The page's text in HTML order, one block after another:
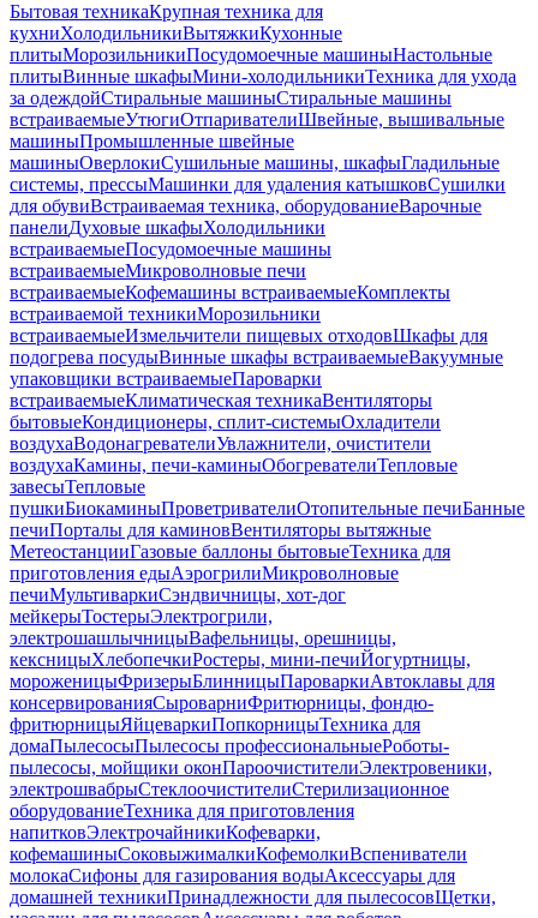
Бытовая техникаКрупная техника для
кухниХолодильникиВытяжкиКухонные
плитыМорозильникиПосудомоечные машиныНастольные
плитыВинные шкафыМини-холодильникиТехника для ухода
за одеждойСтиральные машиныСтиральные машины
встраиваемыеУтюгиОтпаривателиШвейные, вышивальные
машиныПромышленные швейные
машиныОверлокиСушильные машины, шкафыГладильные
системы, прессыМашинки для удаления катышковСушилки
для обувиВстраиваемая техника, оборудованиеВарочные
панелиДуховые шкафыХолодильники
встраиваемыеПосудомоечные машины
встраиваемыеМикроволновые печи
встраиваемыеКофемашины встраиваемыеКомплекты
встраиваемой техникиМорозильники
встраиваемыеИзмельчители пищевых отходовШкафы для
подогрева посудыВинные шкафы встраиваемыеВакуумные
упаковщики встраиваемыеПароварки
встраиваемыеКлиматическая техникаВентиляторы
бытовыеКондиционеры, сплит-системыОхладители
воздухаВодонагревателиУвлажнители, очистители
воздухаКамины, печи-каминыОбогревателиТепловые
завесыТепловые
пушкиБиокаминыПроветривателиОтопительные печиБанные
печиПорталы для каминовВентиляторы вытяжные
МетеостанцииГазовые баллоны бытовыеТехника для
приготовления едыАэрогрилиМикроволновые
печиМультиваркиСэндвичницы, хот-дог
мейкерыТостерыЭлектрогрили,
электрошашлычницыВафельницы, орешницы,
кексницыХлебопечкиРостеры, мини-печиЙогуртницы,
мороженицыФризерыБлинницыПароваркиАвтоклавы для
консервированияСыроварниФритюрницы, фондю-
фритюрницыЯйцеваркиПопкорницыТехника для
домаПылесосыПылесосы профессиональныеРоботы-
пылесосы, мойщики оконПароочистителиЭлектровеники,
электрошвабрыСтеклоочистителиСтерилизационное
оборудованиеТехника для приготовления
напитковЭлектрочайникиКофеварки,
кофемашиныСоковыжималкиКофемолкиВспениватели
молокаСифоны для газирования водыАксессуары для
домашней техникиПринадлежности для пылесосовЩетки,